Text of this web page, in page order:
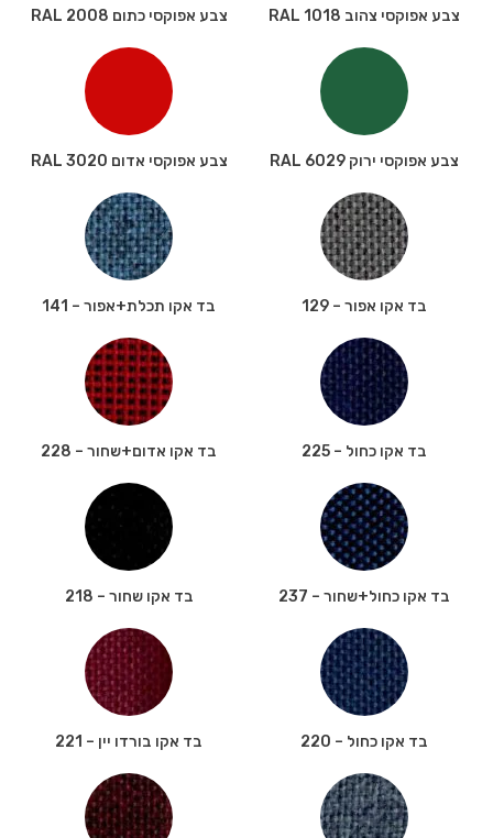
צבע אפוקסי צהוב RAL 1018 צבע אפוקסי כתום RAL 2008
צבע אפוקסי ירוק RAL 6029 צבע אפוקסי אדום RAL 3020
בד אקו אפור – 129 בד אקו תכלת+אפור – 141
בד אקו כחול – 225 בד אקו אדום+שחור – 228
בד אקו כחול+שחור – 237 בד אקו שחור – 218
בד אקו כחול – 220 בד אקו בורדו יין – 221